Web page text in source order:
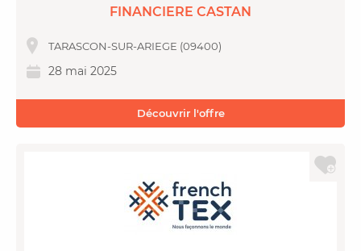
FINANCIERE CASTAN
TARASCON-SUR-ARIEGE (09400)
28 mai 2025
Découvrir l'offre